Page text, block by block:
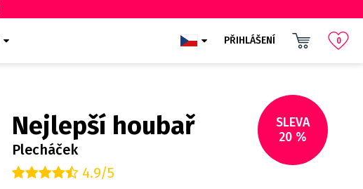
PŘIHLÁŠENÍ 0
SLEVA
20 %
Nejlepší houbař
Plecháček
4.9/5